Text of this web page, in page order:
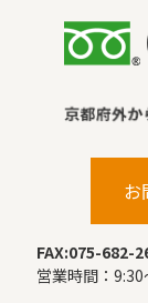
お
FAX:075-682-
営業時間：